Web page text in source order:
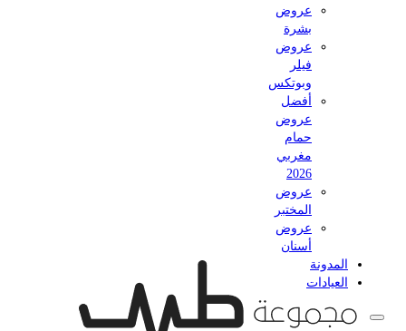
عروض
عروض
أفضل
عروض
عروض
المدونة
العيادات